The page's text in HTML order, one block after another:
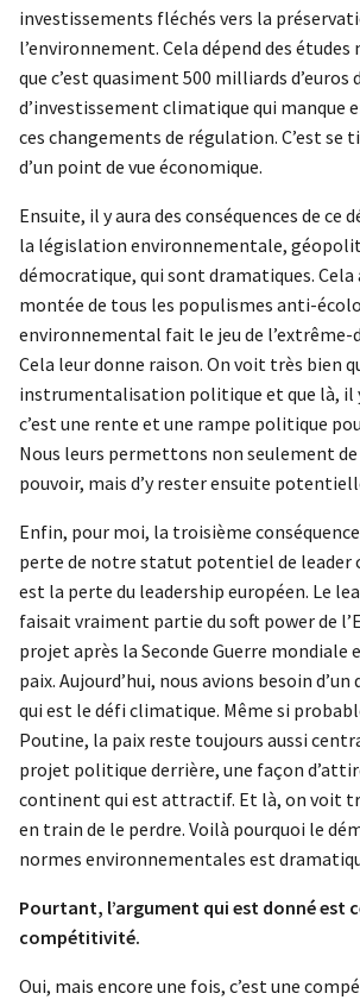
investissements fléchés vers la
l’environnement. Cela dépend des
que c’est quasiment 500 milliards d’euros
d’investissement climatique qui manque
ces changements de régulation. C’est se
d’un point de vue économique.
Ensuite, il y aura des conséquences de ce
la législation environnementale,
démocratique, qui sont dramatiques. Cela
montée de tous les populismes anti-
environnemental fait le jeu de l’extrême-
Cela leur donne raison. On voit très bien
instrumentalisation politique et que là, il
c’est une rente et une rampe politique
Nous leurs permettons non seulement
pouvoir, mais d’y rester ensuite
Enfin, pour moi, la troisième
perte de notre statut potentiel de leader
est la perte du leadership européen. Le
faisait vraiment partie du soft power de
projet après la Seconde Guerre mondiale
paix. Aujourd’hui, nous avions besoin
qui est le défi climatique. Même si
Poutine, la paix reste toujours aussi
projet politique derrière, une façon
continent qui est attractif. Et là, on voit
en train de le perdre. Voilà pourquoi le
normes environnementales est
Pourtant, l’argument qui est donné est
compétitivité.
Oui, mais encore une fois, c’est une